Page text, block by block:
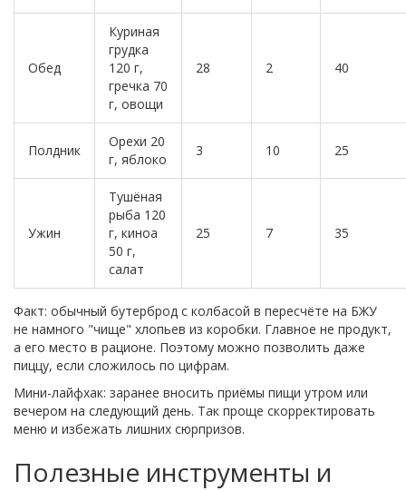
Обед
Куриная
грудка
120 г,
гречка 70
г, овощи
28 2 40
Полдник
Орехи 20
г, яблоко
3 10 25
Ужин
Тушёная
рыба 120
г, киноа
50 г,
салат
25 7 35
Факт: обычный бутерброд с колбасой в пересчёте на БЖУ
не намного "чище" хлопьев из коробки. Главное не продукт,
а его место в рационе. Поэтому можно позволить даже
пиццу, если сложилось по цифрам.
Мини-лайфхак: заранее вносить приёмы пищи утром или
вечером на следующий день. Так проще скорректировать
меню и избежать лишних сюрпризов.
Полезные инструменты и